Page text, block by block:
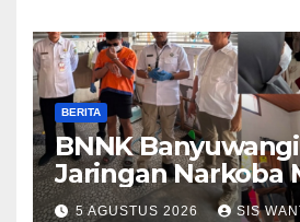
BERITA
BNNK
Jaringan Narkoba
Bali
5 AGUSTUS 2026 SIS